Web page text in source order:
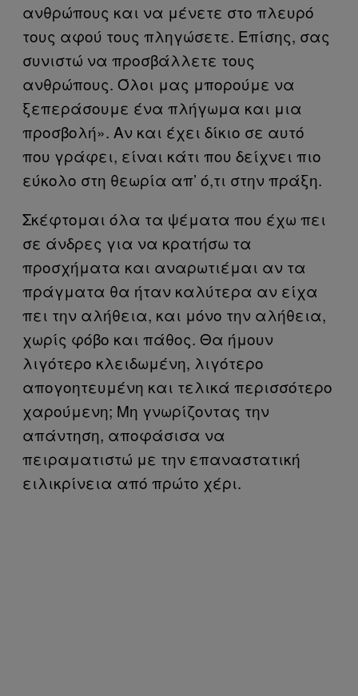
ανθρώπους και να μένετε στο πλευρό
τους αφού τους πληγώσετε. Επίσης, σας
συνιστώ να προσβάλλετε τους
ανθρώπους. Όλοι μας μπορούμε να
ξεπεράσουμε ένα πλήγωμα και μια
προσβολή». Αν και έχει δίκιο σε αυτό
που γράφει, είναι κάτι που δείχνει πιο
εύκολο στη θεωρία απ’ ό,τι στην πράξη.
Σκέφτομαι όλα τα ψέματα που έχω πει
σε άνδρες για να κρατήσω τα
προσχήματα και αναρωτιέμαι αν τα
πράγματα θα ήταν καλύτερα αν είχα
πει την αλήθεια, και μόνο την αλήθεια,
χωρίς φόβο και πάθος. Θα ήμουν
λιγότερο κλειδωμένη, λιγότερο
απογοητευμένη και τελικά περισσότερο
χαρούμενη; Μη γνωρίζοντας την
απάντηση, αποφάσισα να
πειραματιστώ με την επαναστατική
ειλικρίνεια από πρώτο χέρι.